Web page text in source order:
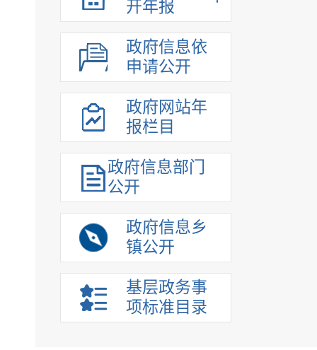
开年报
政府信息依
申请公开
政府网站年
报栏目
政府信息部门
公开
政府信息乡
镇公开
基层政务事
项标准目录